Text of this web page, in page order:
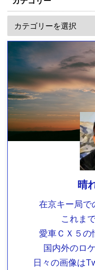
晴
在京キー局で
これま
愛車ＣＸ５の
国内外のロ
日々の画像は